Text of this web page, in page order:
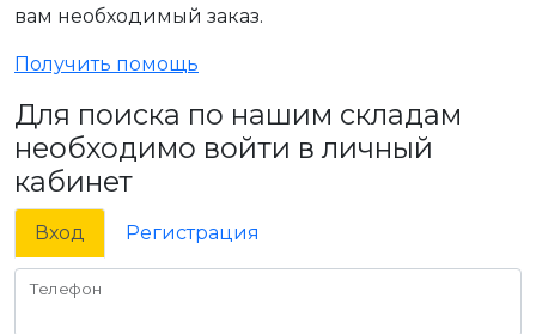
вам необходимый заказ.
Получить помощь
Для поиска по нашим складам
необходимо войти в личный
кабинет
Вход Регистрация
Телефон